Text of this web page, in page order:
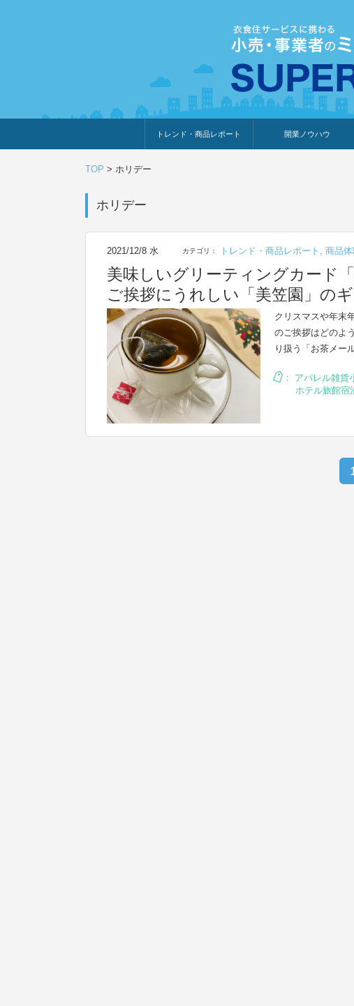
トレンド・商品レポート 開業ノウハウ
TOP > ホリデー
ホリデー
2021/12/8 水 カテゴリ： トレンド・商品レポート , 商品
美味しいグリーティングカード
ご挨拶にうれしい「美笠園」の
クリスマスや年末
のご挨拶はどのよ
り扱う「お茶メー
： アパレル雑貨
ホテル旅館宿